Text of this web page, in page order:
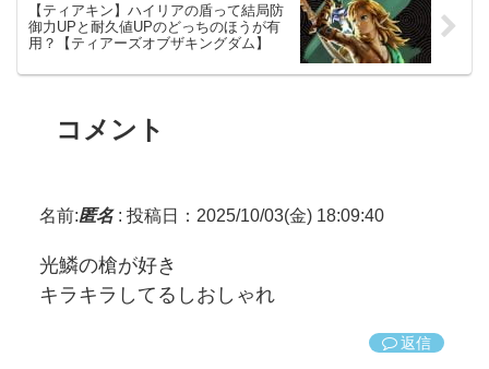
【ティアキン】ハイリアの盾って結局防
御力UPと耐久値UPのどっちのほうが有
用？【ティアーズオブザキングダム】
コメント
名前:匿名: 投稿日：2025/10/03(金) 18:09:40
光鱗の槍が好き
キラキラしてるしおしゃれ
返信